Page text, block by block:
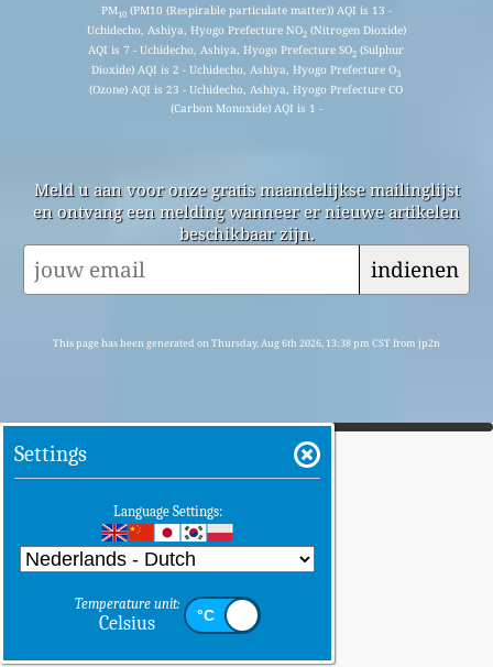
PM10(PM10 (Respirable particulate matter)) AQI is 13 -
Uchidecho, Ashiya, Hyogo Prefecture NO2(Nitrogen Dioxide)
AQI is 7 - Uchidecho, Ashiya, Hyogo Prefecture SO2 (Sulphur
Dioxide) AQI is 2 - Uchidecho, Ashiya, Hyogo Prefecture O3
(Ozone) AQI is 23 - Uchidecho, Ashiya, Hyogo Prefecture CO
(Carbon Monoxide) AQI is 1 -
Meld u aan voor onze gratis maandelijkse mailinglijst
en ontvang een melding wanneer er nieuwe artikelen
beschikbaar zijn.
indienen
This page has been generated on Thursday, Aug 6th 2026, 13:38 pm CST from jp2n
Settings
Language Settings:
Temperature unit:
Celsius